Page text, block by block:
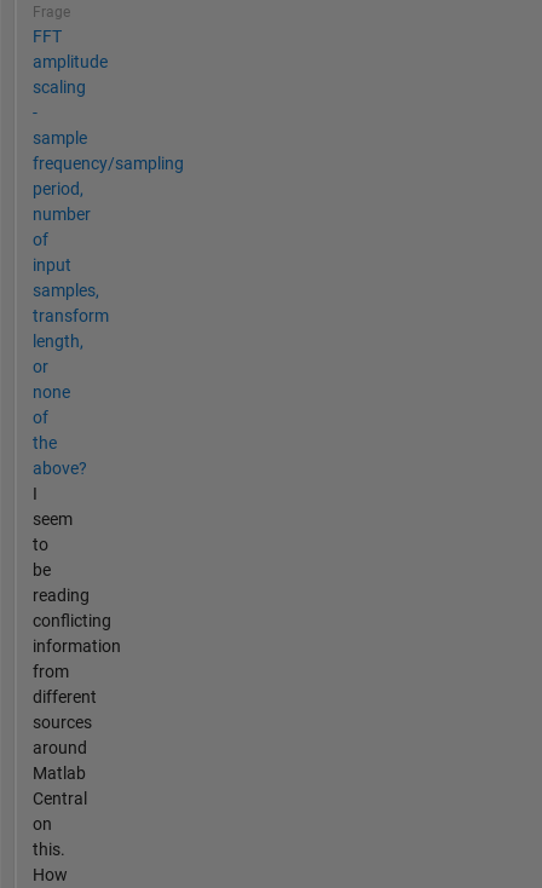
Frage
FFT
amplitude
scaling
-
sample
frequency/sampling
period,
number
of
input
samples,
transform
length,
or
none
of
the
above?
I
seem
to
be
reading
conflicting
information
from
different
sources
around
Matlab
Central
on
this.
How